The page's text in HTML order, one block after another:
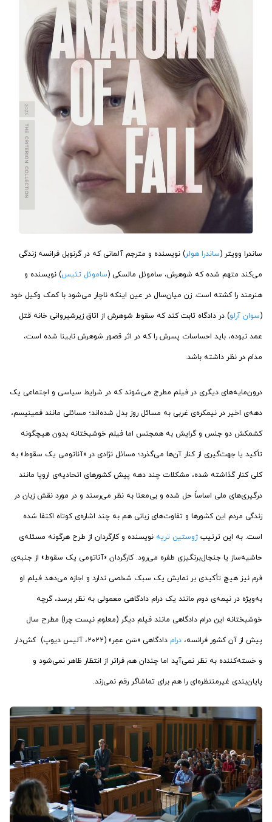
ساندرا وویتر (ساندرا هولر) نویسنده و مترجم آلمانی که در گرنوبل فرانسه زندگی
می‌کند متهم شده که شوهرش، ساموئل مالسکی (ساموئل تئیس) نویسنده و
هنرمند را کشته است. زن میان‌سال در عین اینکه ناچار می‌شود با کمک وکیل خود
(سوان آرلو) در دادگاه ثابت کند که سقوط شوهرش از اتاق زیرشیروانی خانه قتل
عمد نبوده، باید احساسات پسرش را که در اثر قصور شوهرش نابینا شده است،
مدام در نظر داشته باشد.
درون‌مایه‌های دیگری در فیلم مطرج می‌شوند که در شرایط سیاسی و اجتماعی یک
دهه‌ی اخیر در نیمکره‌ی غربی به مسائل روز بدل شده‌اند؛ مسائلی مانند فمینیسم،
کشمکش دو جنس و گرایش به همجنس اما فیلم خوشبختانه بدون هیچگونه
تأکید یا جهت‌گیری از کنار آن‌ها می‌گذرد؛ مسائل نژادی در «آناتومی یک سقوط» به
کلی کنار گذاشته شده، مشکلات چند دهه پیش کشورهای اتحادیه‌ی اروپا مانند
درگیری‌های ملی اساساً حل شده و بی‌معنا به نظر می‌رسند و در مورد نقش زبان در
زندگی مردم این کشورها و تفاوت‌های زبانی هم به چند اشاره‌ی کوتاه اکتفا شده
است. به این ترتیب ژوستین تریه نویسنده و کارگردان از طرح هرگونه مسئله‌ی
حاشیه‌ساز یا جنجال‌برنگیزی طفره می‌رود. کارگردان «آناتومی یک سقوط» از جنبه‌ی
فرم نیز هیچ تأکیدی بر نمایش یک سبک شخصی ندارد و اجازه می‌دهد فیلم او
به‌ویژه در نیمه‌ی دوم مانند یک درام دادگاهی معمولی به نظر برسد، گرچه
خوشبختانه این درام دادگاهی مانند فیلم دیگر (معلوم نیست چرا) مطرح سال
پیش از آن کشور فرانسه، درام دادگاهی «سَن عمِر» (۲۰۲۲، آلیس دیوپ) کش‌دار
و خسته‌کننده به نظر نمی‌آید اما چندان هم فراتر از انتظار ظاهر نمی‌شود و
پایان‌بندی غیرمنتظره‌ای را هم برای تماشاگر رقم نمی‌زند.